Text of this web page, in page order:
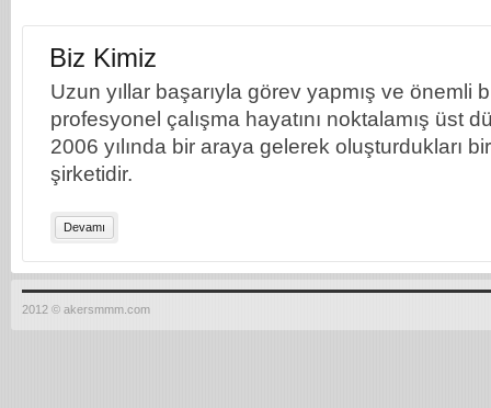
Biz Kimiz
Uzun yıllar başarıyla görev yapmış ve önemli
profesyonel çalışma hayatını noktalamış üst
2006 yılında bir araya gelerek oluşturdukları
şirketidir.
Devamı
2012 © akersmmm.com